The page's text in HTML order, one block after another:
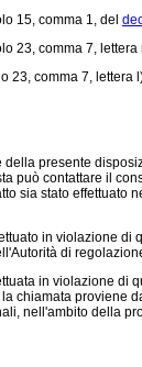
15, comma 1, del
23, comma 7, lettera
comma 7, lettera
presente
può contattare il
sia stato effettuato
in violazione di
di
in violazione di
chiamata proviene
nell'ambito della